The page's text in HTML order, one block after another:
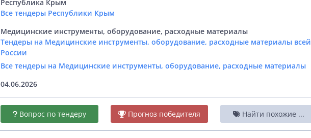
Республика Крым
Все тендеры Республики Крым
Медицинские инструменты, оборудование, расходные материалы
Тендеры на Медицинские инструменты, оборудование, расходные материалы всей
России
Все тендеры на Медицинские инструменты, оборудование, расходные материалы
04.06.2026
Вопрос по тендеру Прогноз победителя Найти похожие ...